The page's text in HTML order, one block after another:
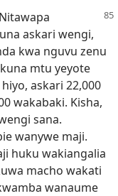
askari wengi,
kwa nguvu zenu
mtu yeyote
askari 22,000
wakabaki. Kisha,
sana.
wanywe maji.
huku wakiangalia
macho wakati
wanaume